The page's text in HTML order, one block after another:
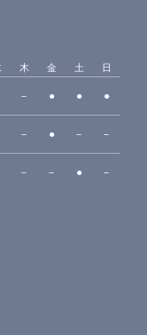
木 金 土 日
－ ● ● ●
－ ● － －
－ － ● －